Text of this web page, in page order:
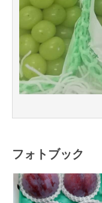
フォトブック